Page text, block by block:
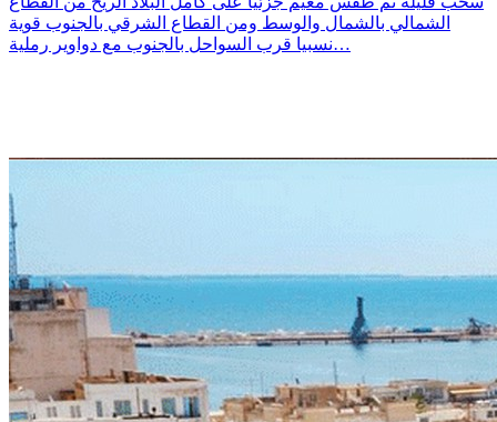
الشمالي بالشمال والوسط ومن القطاع الشرقي بالجنوب قوية
نسبيا قرب السواحل بالجنوب مع دواوير رملية…